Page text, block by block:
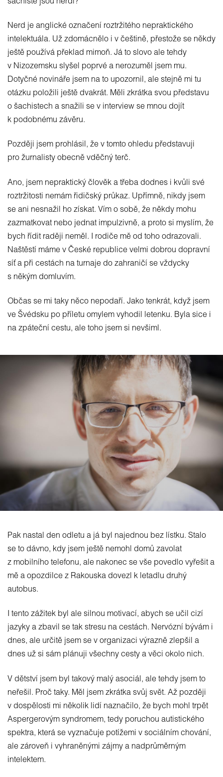
šachisté jsou nerdi?
Nerd je anglické označení roztržitého nepraktického
intelektuála. Už zdomácnělo i v češtině, přestože se někdy
ještě používá překlad mimoň. Já to slovo ale tehdy
v Nizozemsku slyšel poprvé a nerozuměl jsem mu.
Dotyčné novináře jsem na to upozornil, ale stejně mi tu
otázku položili ještě dvakrát. Měli zkrátka svou představu
o šachistech a snažili se v interview se mnou dojít
k podobnému závěru.
Později jsem prohlásil, že v tomto ohledu představuji
pro žurnalisty obecně vděčný terč.
Ano, jsem nepraktický člověk a třeba dodnes i kvůli své
roztržitosti nemám řidičský průkaz. Upřímně, nikdy jsem
se ani nesnažil ho získat. Vím o sobě, že někdy mohu
zazmatkovat nebo jednat impulzivně, a proto si myslím, že
bych řídit raději neměl. I rodiče mě od toho odrazovali.
Naštěstí máme v České republice velmi dobrou dopravní
síť a při cestách na turnaje do zahraničí se vždycky
s někým domluvím.
Občas se mi taky něco nepodaří. Jako tenkrát, když jsem
ve Švédsku po příletu omylem vyhodil letenku. Byla sice i
na zpáteční cestu, ale toho jsem si nevšiml.
Pak nastal den odletu a já byl najednou bez lístku. Stalo
se to dávno, kdy jsem ještě nemohl domů zavolat
z mobilního telefonu, ale nakonec se vše povedlo vyřešit a
mě a opozdilce z Rakouska dovezl k letadlu druhý
autobus.
I tento zážitek byl ale silnou motivací, abych se učil cizí
jazyky a zbavil se tak stresu na cestách. Nervózní bývám i
dnes, ale určitě jsem se v organizaci výrazně zlepšil a
dnes už si sám plánuji všechny cesty a věci okolo nich.
V dětství jsem byl takový malý asociál, ale tehdy jsem to
neřešil. Proč taky. Měl jsem zkrátka svůj svět. Až později
v dospělosti mi několik lidí naznačilo, že bych mohl trpět
Aspergerovým syndromem, tedy poruchou autistického
spektra, která se vyznačuje potížemi v sociálním chování,
ale zároveň i vyhraněnými zájmy a nadprůměrným
intelektem.